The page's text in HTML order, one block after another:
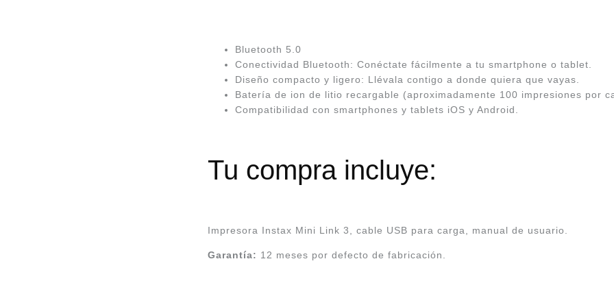
Bluetooth 5.0
Conectividad Bluetooth: Conéctate fácilmente a tu smartphone o tablet.
Diseño compacto y ligero: Llévala contigo a donde quiera que vayas.
Batería de ion de litio recargable (aproximadamente 100 impresiones por
Compatibilidad con smartphones y tablets iOS y Android.
Tu compra incluye:
Impresora Instax Mini Link 3, cable USB para carga, manual de usuario.
Garantía: 12 meses por defecto de fabricación.